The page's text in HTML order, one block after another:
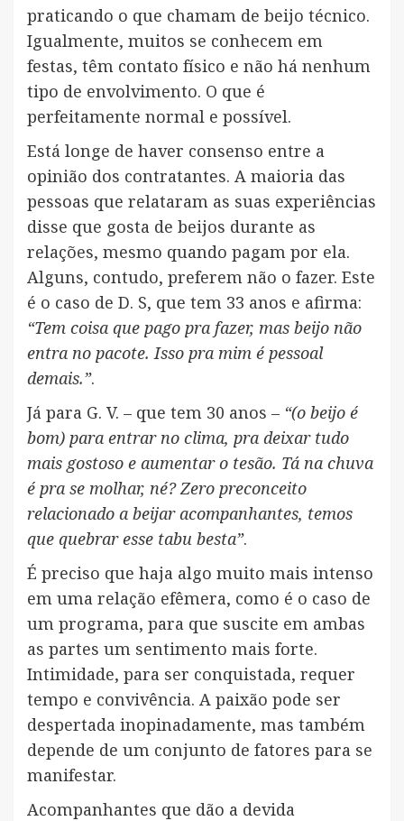
praticando o que chamam de beijo técnico.
Igualmente, muitos se conhecem em
festas, têm contato físico e não há nenhum
tipo de envolvimento. O que é
perfeitamente normal e possível.
Está longe de haver consenso entre a
opinião dos contratantes. A maioria das
pessoas que relataram as suas experiências
disse que gosta de beijos durante as
relações, mesmo quando pagam por ela.
Alguns, contudo, preferem não o fazer. Este
é o caso de D. S, que tem 33 anos e afirma:
“Tem coisa que pago pra fazer, mas beijo não
entra no pacote. Isso pra mim é pessoal
demais.”.
Já para G. V. – que tem 30 anos – “(o beijo é
bom) para entrar no clima, pra deixar tudo
mais gostoso e aumentar o tesão. Tá na chuva
é pra se molhar, né? Zero preconceito
relacionado a beijar acompanhantes, temos
que quebrar esse tabu besta”.
É preciso que haja algo muito mais intenso
em uma relação efêmera, como é o caso de
um programa, para que suscite em ambas
as partes um sentimento mais forte.
Intimidade, para ser conquistada, requer
tempo e convivência. A paixão pode ser
despertada inopinadamente, mas também
depende de um conjunto de fatores para se
manifestar.
Acompanhantes que dão a devida